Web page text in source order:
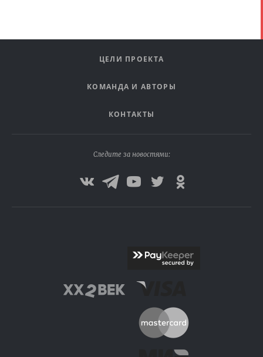
ЦЕЛИ ПРОЕКТА
КОМАНДА И АВТОРЫ
КОНТАКТЫ
Следите за новостями: